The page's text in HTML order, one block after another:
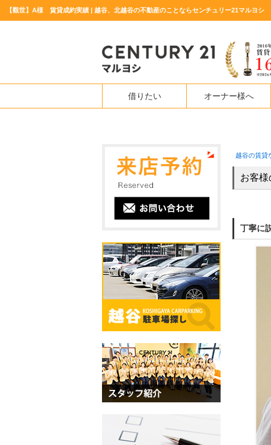
【觀世】A様 賃貸成約実績 | 越谷、北越谷の不動産のことならセンチュリー21マルヨシ
借りたい オーナー様へ
越谷の賃貸
お客様
丁寧に